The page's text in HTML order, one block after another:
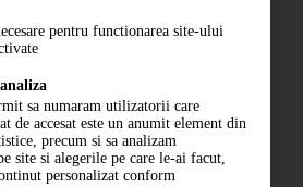
pentru functionarea site-ului
sa numaram utilizatorii care
de accesat este un anumit element din
precum si sa analizam
site si alegerile pe care le-ai facut,
personalizat conform